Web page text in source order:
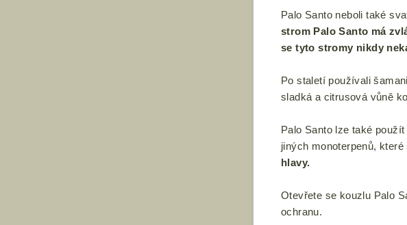
Palo Santo neboli také
strom Palo Santo má
se tyto stromy nikdy
Po staletí používali
sladká a citrusová vůně
Palo Santo lze také
jiných monoterpenů,
hlavy.
Otevřete se kouzlu Palo
ochranu.